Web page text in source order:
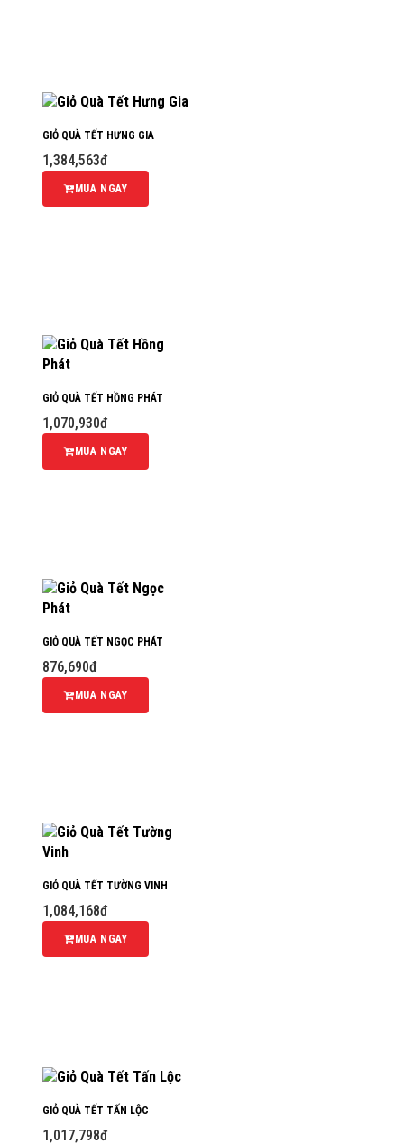
GIỎ QUÀ TẾT HƯNG GIA
1,384,563đ
MUA NGAY
GIỎ QUÀ TẾT HỒNG PHÁT
1,070,930đ
MUA NGAY
GIỎ QUÀ TẾT NGỌC PHÁT
876,690đ
MUA NGAY
GIỎ QUÀ TẾT TƯỜNG VINH
1,084,168đ
MUA NGAY
GIỎ QUÀ TẾT TẤN LỘC
1,017,798đ